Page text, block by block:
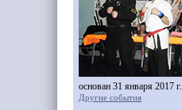
основан 31 января 2017 г.
Другие события